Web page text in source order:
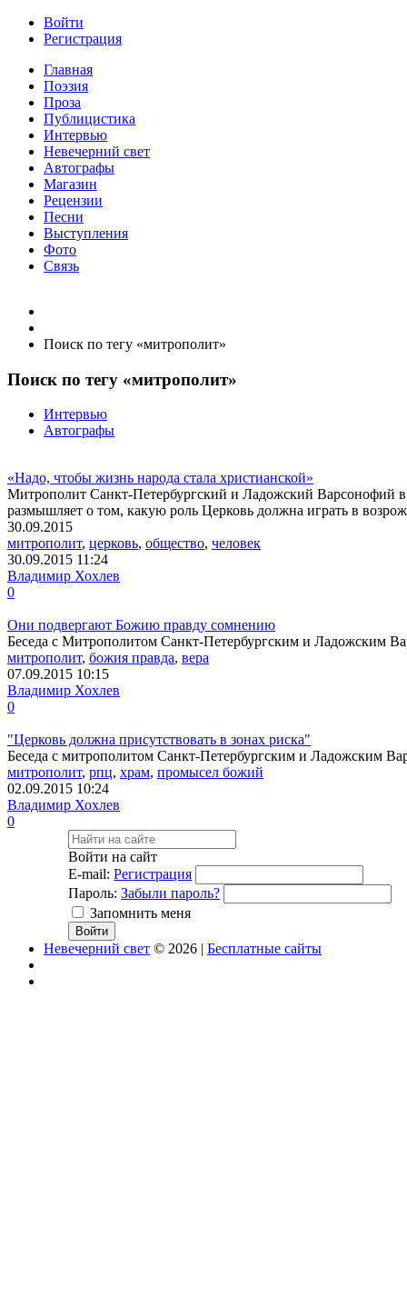
Войти
Регистрация
Главная
Поэзия
Проза
Публицистика
Интервью
Невечерний свет
Автографы
Магазин
Рецензии
Песни
Выступления
Фото
Связь
Поиск по тегу «митрополит»
Поиск по тегу «митрополит»
Интервью
Автографы
«Надо, чтобы жизнь народа стала христианской»
Митрополит Санкт-Петербургский и Ладожский Варсонофий в
размышляет о том, какую роль Церковь должна играть в
30.09.2015
митрополит, церковь, общество, человек
30.09.2015 11:24
Владимир Хохлев
0
Они подвергают Божию правду сомнению
Беседа с Митрополитом Санкт-Петербургским и Ладожским
митрополит, божия правда, вера
07.09.2015 10:15
Владимир Хохлев
0
"Церковь должна присутствовать в зонах риска"
Беседа с митрополитом Санкт-Петербургским и Ладожским
митрополит, рпц, храм, промысел божий
02.09.2015 10:24
Владимир Хохлев
0
Войти на сайт
E-mail: Регистрация
Пароль: Забыли пароль?
Запомнить меня
Невечерний свет © 2026 | Бесплатные сайты